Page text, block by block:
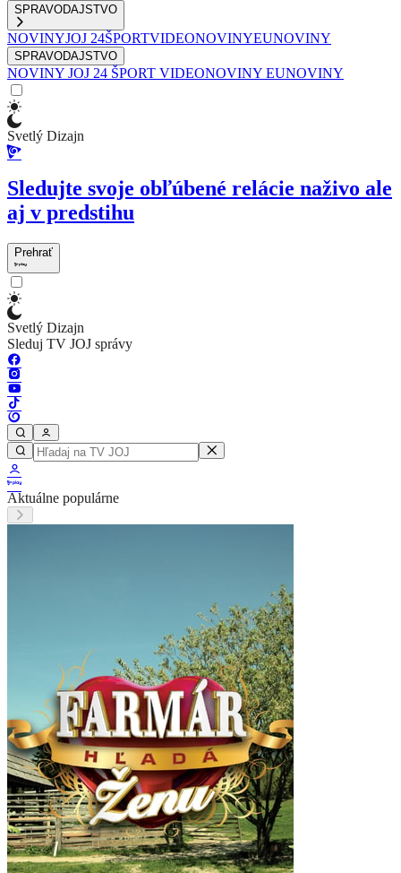
SPRAVODAJSTVO
NOVINYJOJ 24ŠPORTVIDEONOVINYEUNOVINY
SPRAVODAJSTVO
NOVINY JOJ 24 ŠPORT VIDEONOVINY EUNOVINY
Svetlý Dizajn
Sledujte svoje obľúbené relácie naživo ale
aj v predstihu
Prehrať
Svetlý Dizajn
Sleduj TV JOJ správy
Aktuálne populárne